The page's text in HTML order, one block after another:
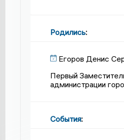
Родились:
Егоров Денис
Первый
администрации
События: